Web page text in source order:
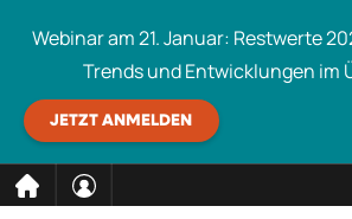
Webinar am 21. Januar: Restwerte
Trends und Entwicklungen im
JETZT ANMELDEN